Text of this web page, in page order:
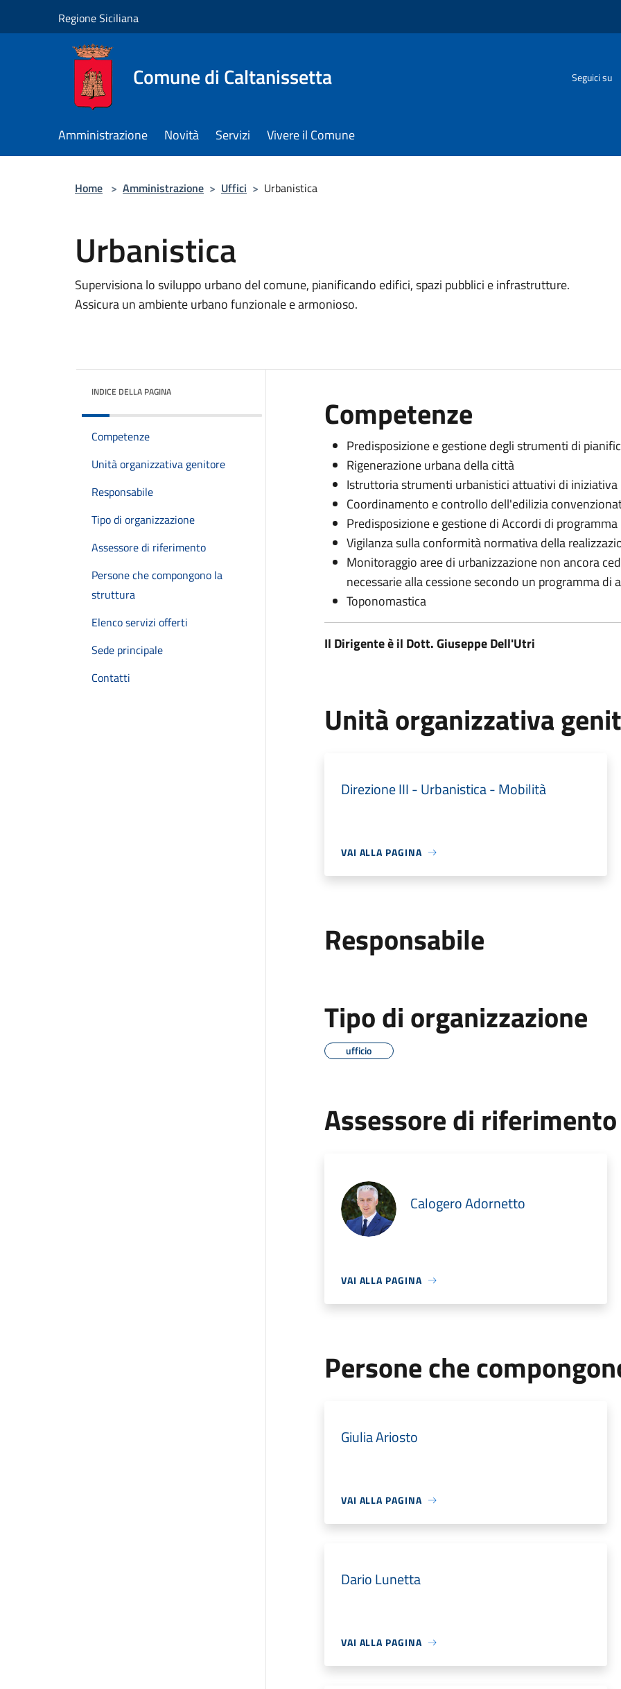
Regione Siciliana
Comune di Caltanissetta Seguici su
Amministrazione Novità Servizi Vivere il Comune
Home > Amministrazione > Uffici > Urbanistica
Urbanistica
Supervisiona lo sviluppo urbano del comune, pianificando edifici, spazi pubblici e infrastrutture.
Assicura un ambiente urbano funzionale e armonioso.
INDICE DELLA PAGINA
Competenze
Unità organizzativa genitore
Responsabile
Tipo di organizzazione
Assessore di riferimento
Persone che compongono la
struttura
Elenco servizi offerti
Sede principale
Contatti
Competenze
Predisposizione e gestione degli strumenti di
Rigenerazione urbana della città
Istruttoria strumenti urbanistici attuativi di iniziativa
Coordinamento e controllo dell'edilizia
Predisposizione e gestione di Accordi di programma
Vigilanza sulla conformità normativa della
Monitoraggio aree di urbanizzazione non ancora
necessarie alla cessione secondo un programma
Toponomastica
Il Dirigente è il Dott. Giuseppe Dell'Utri
Unità organizzativa
Direzione III - Urbanistica - Mobilità
VAI ALLA PAGINA
Responsabile
Tipo di organizzazione
ufficio
Assessore di riferimento
Calogero Adornetto
VAI ALLA PAGINA
Persone che
Giulia Ariosto
VAI ALLA PAGINA
Dario Lunetta
VAI ALLA PAGINA